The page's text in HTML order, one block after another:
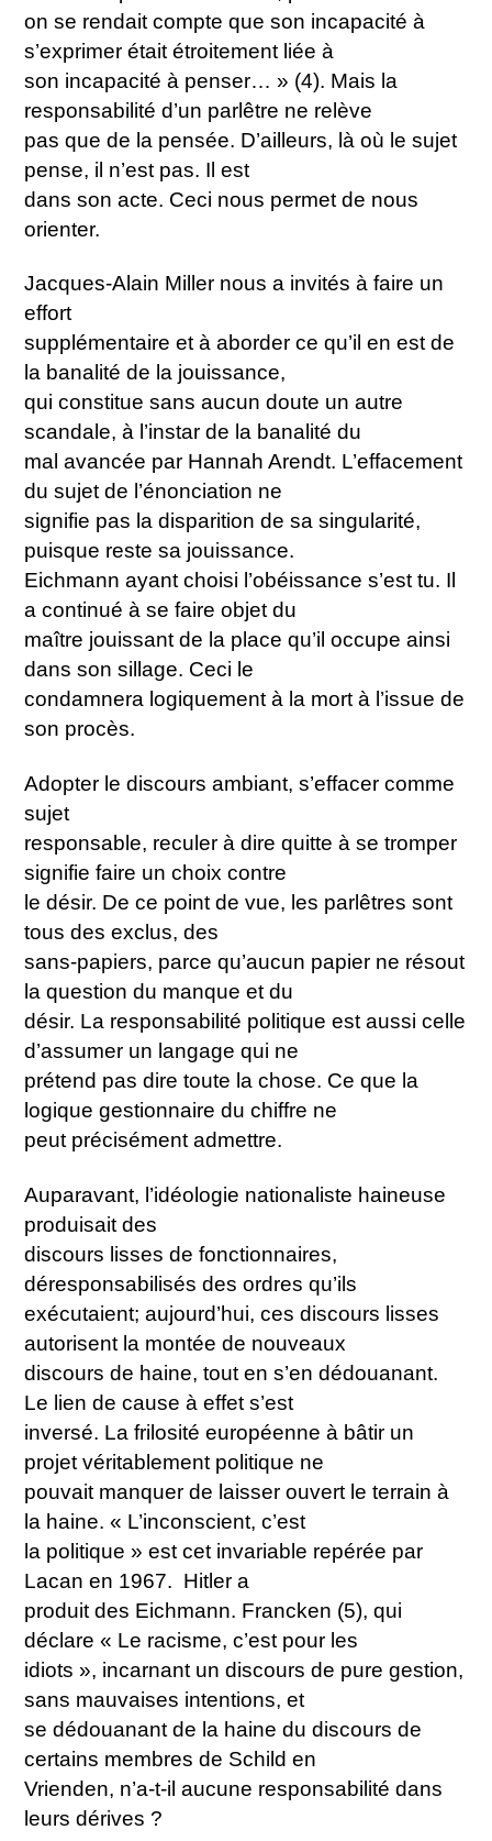
on se rendait compte que son incapacité à
s’exprimer était étroitement liée à
son incapacité à penser… » (4). Mais la
responsabilité d’un parlêtre ne relève
pas que de la pensée. D’ailleurs, là où le sujet
pense, il n’est pas. Il est
dans son acte. Ceci nous permet de nous
orienter.
Jacques-Alain Miller nous a invités à faire un
effort
supplémentaire et à aborder ce qu’il en est de
la banalité de la jouissance,
qui constitue sans aucun doute un autre
scandale, à l’instar de la banalité du
mal avancée par Hannah Arendt. L’effacement
du sujet de l’énonciation ne
signifie pas la disparition de sa singularité,
puisque reste sa jouissance.
Eichmann ayant choisi l’obéissance s’est tu. Il
a continué à se faire objet du
maître jouissant de la place qu’il occupe ainsi
dans son sillage. Ceci le
condamnera logiquement à la mort à l’issue de
son procès.
Adopter le discours ambiant, s’effacer comme
sujet
responsable, reculer à dire quitte à se tromper
signifie faire un choix contre
le désir. De ce point de vue, les parlêtres sont
tous des exclus, des
sans-papiers, parce qu’aucun papier ne résout
la question du manque et du
désir. La responsabilité politique est aussi celle
d’assumer un langage qui ne
prétend pas dire toute la chose. Ce que la
logique gestionnaire du chiffre ne
peut précisément admettre.
Auparavant, l’idéologie nationaliste haineuse
produisait des
discours lisses de fonctionnaires,
déresponsabilisés des ordres qu’ils
exécutaient; aujourd’hui, ces discours lisses
autorisent la montée de nouveaux
discours de haine, tout en s’en dédouanant.
Le lien de cause à effet s’est
inversé. La frilosité européenne à bâtir un
projet véritablement politique ne
pouvait manquer de laisser ouvert le terrain à
la haine. « L’inconscient, c’est
la politique » est cet invariable repérée par
Lacan en 1967. Hitler a
produit des Eichmann. Francken (5), qui
déclare « Le racisme, c’est pour les
idiots », incarnant un discours de pure gestion,
sans mauvaises intentions, et
se dédouanant de la haine du discours de
certains membres de Schild en
Vrienden, n’a-t-il aucune responsabilité dans
leurs dérives ?